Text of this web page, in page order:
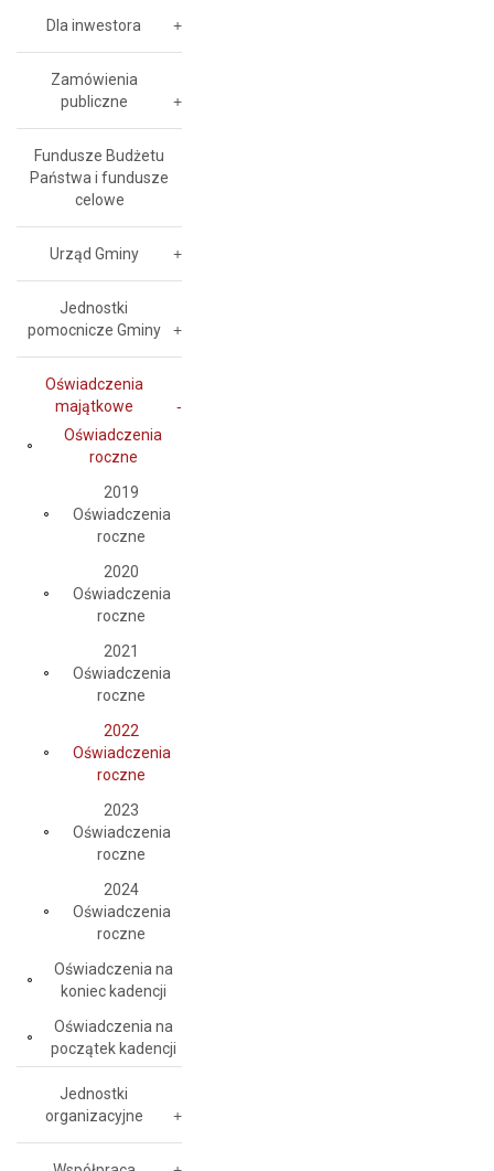
Dla inwestora
Zamówienia
publiczne
Fundusze Budżetu
Państwa i fundusze
celowe
Urząd Gminy
Jednostki
pomocnicze Gminy
Oświadczenia
majątkowe
Oświadczenia
roczne
2019
Oświadczenia
roczne
2020
Oświadczenia
roczne
2021
Oświadczenia
roczne
2022
Oświadczenia
roczne
2023
Oświadczenia
roczne
2024
Oświadczenia
roczne
Oświadczenia na
koniec kadencji
Oświadczenia na
początek kadencji
Jednostki
organizacyjne